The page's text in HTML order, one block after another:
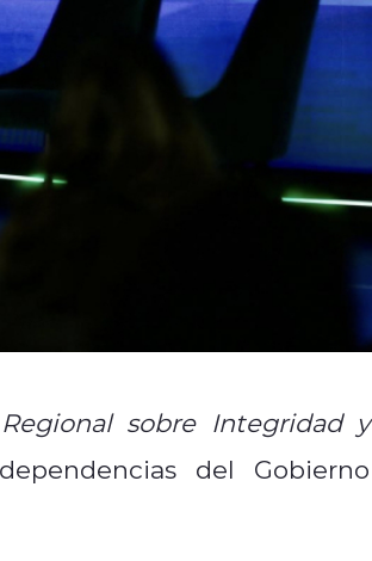
sobre Integridad y
del Gobierno